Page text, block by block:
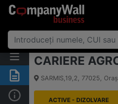
Rezumat
CARIERE
SARMIS,19,2, 77025,
ACTIVE - DIZOLVARE